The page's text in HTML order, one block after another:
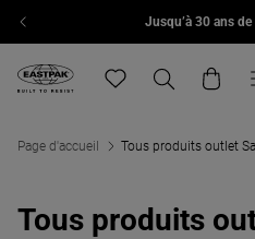
Aller au contenuJusqu’à 30 ans
Eastpak, accéder à la page
Page d'accueil Tous produits outlet
Tous produits